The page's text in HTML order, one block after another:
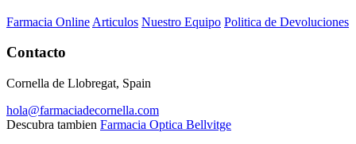
Farmacia Online Articulos Nuestro Equipo Politica de Devoluciones
Contacto
Cornella de Llobregat, Spain
hola@farmaciadecornella.com
Descubra tambien Farmacia Optica Bellvitge